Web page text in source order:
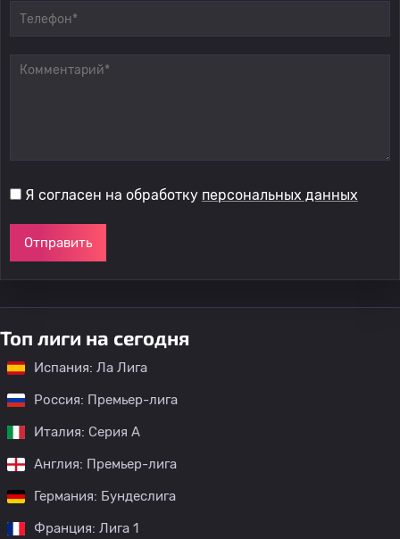
Я согласен на обработку персональных данных
Отправить
Топ лиги на сегодня
Испания: Ла Лига
Россия: Премьер-лига
Италия: Серия А
Англия: Премьер-лига
Германия: Бундеслига
Франция: Лига 1